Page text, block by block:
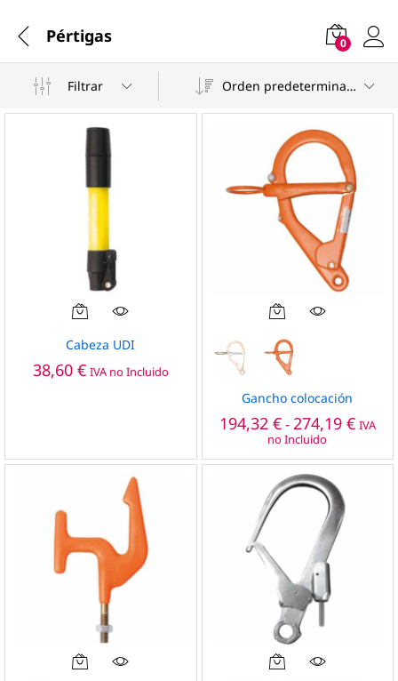
Pértigas 0
Filtrar Orden predeterminado
Cabeza UDI
38,60 € IVA no Incluido
Este
variantes.
Las
opciones
se
pueden
elegir
página
de
producto
Gancho colocación
194,32 €- 274,19 €Rango
de
desde
IVA
no Incluido
Este